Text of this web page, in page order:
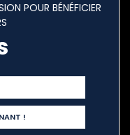
POUR BÉNÉFICIER